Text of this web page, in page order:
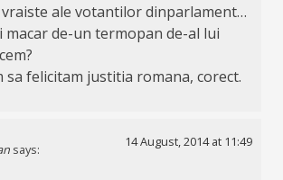
ale votantilor dinparlament…
macar de-un termopan de-al lui
sa felicitam justitia romana, corect.
says:
14 August, 2014 at 11:49